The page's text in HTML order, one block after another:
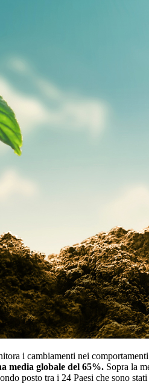
i cambiamenti nei
media globale del 65%. Sopra la
posto tra i 24 Paesi che sono